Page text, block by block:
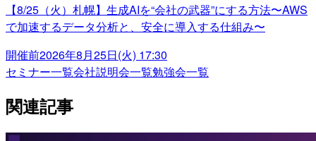
【8/25（火）札幌】生成AIを“会社の武器”にする方法〜AWS
で加速するデータ分析と、安全に導入する仕組み〜
開催前2026年8月25日(火) 17:30
セミナー一覧会社説明会一覧勉強会一覧
関連記事